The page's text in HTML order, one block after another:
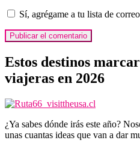
Sí, agrégame a tu lista de
Estos destinos
viajeras en 2026
¿Ya sabes dónde irás este año?
unas cuantas ideas que van a dar